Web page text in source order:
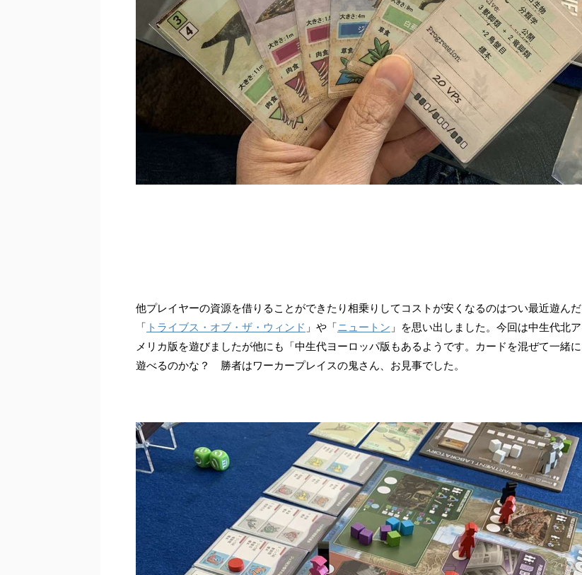
他プレイヤーの資源を借りることができたり相乗りしてコストが安くなるのはつい最近遊んだ
「 トライブス・オブ・ザ・ウィンド 」や「ニュートン 」を思い出しました。今回は中生代北ア
メリカ版を遊びましたが他にも「中生代ヨーロッパ版もあるようです。カードを混ぜて一緒に
遊べるのかな？ 勝者はワーカープレイスの鬼さん、お見事でした。